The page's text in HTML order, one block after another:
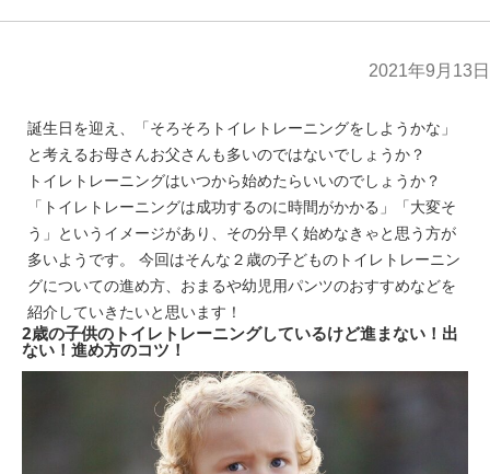
2021年9月13日
誕生日を迎え、「そろそろトイレトレーニングをしようかな」
と考えるお母さんお父さんも多いのではないでしょうか？
トイレトレーニングはいつから始めたらいいのでしょうか？
「トイレトレーニングは成功するのに時間がかかる」「大変そ
う」というイメージがあり、その分早く始めなきゃと思う方が
多いようです。 今回はそんな２歳の子どものトイレトレーニン
グについての進め方、おまるや幼児用パンツのおすすめなどを
紹介していきたいと思います！
2歳の子供のトイレトレーニングしているけど進まない！出
ない！進め方のコツ！